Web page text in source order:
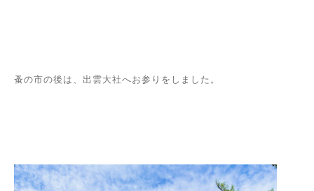
蚤の市の後は、出雲大社へお参りをしました。